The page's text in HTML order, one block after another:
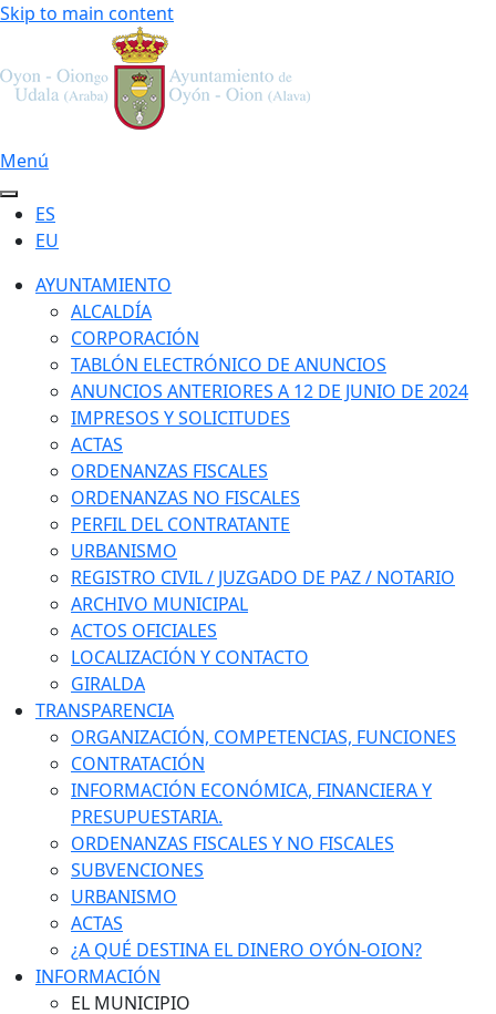
Skip to main content
Menú
ES
EU
AYUNTAMIENTO
ALCALDÍA
CORPORACIÓN
TABLÓN ELECTRÓNICO DE ANUNCIOS
ANUNCIOS ANTERIORES A 12 DE JUNIO DE 2024
IMPRESOS Y SOLICITUDES
ACTAS
ORDENANZAS FISCALES
ORDENANZAS NO FISCALES
PERFIL DEL CONTRATANTE
URBANISMO
REGISTRO CIVIL / JUZGADO DE PAZ / NOTARIO
ARCHIVO MUNICIPAL
ACTOS OFICIALES
LOCALIZACIÓN Y CONTACTO
GIRALDA
TRANSPARENCIA
ORGANIZACIÓN, COMPETENCIAS, FUNCIONES
CONTRATACIÓN
INFORMACIÓN ECONÓMICA, FINANCIERA Y
PRESUPUESTARIA.
ORDENANZAS FISCALES Y NO FISCALES
SUBVENCIONES
URBANISMO
ACTAS
¿A QUÉ DESTINA EL DINERO OYÓN-OION?
INFORMACIÓN
EL MUNICIPIO